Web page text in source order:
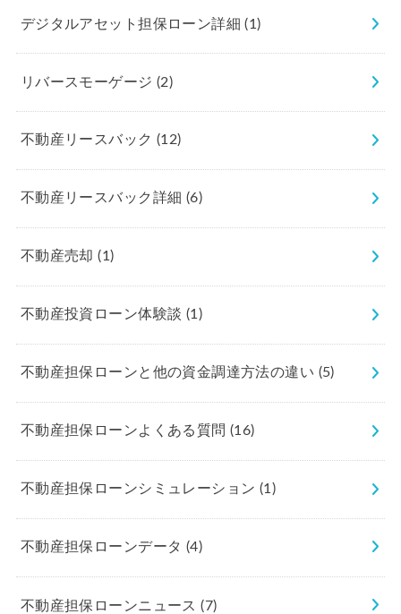
デジタルアセット担保ローン詳細(1)
リバースモーゲージ (2)
不動産リースバック (12)
不動産リースバック詳細 (6)
不動産売却(1)
不動産投資ローン体験談 (1)
不動産担保ローンと他の資金調達方法の違い (5)
不動産担保ローンよくある質問(16)
不動産担保ローンシミュレーション (1)
不動産担保ローンデータ (4)
不動産担保ローンニュース(7)